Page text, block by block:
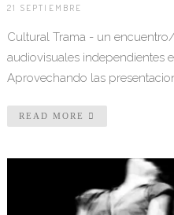
21 SEPTIEMBRE
Cultural Trama - un
audiovisuales independientes
Aprovechando las
READ MORE